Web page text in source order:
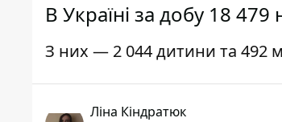
В Україні за добу 18
З них — 2 044 дитини та 492
Ліна Кіндратюк